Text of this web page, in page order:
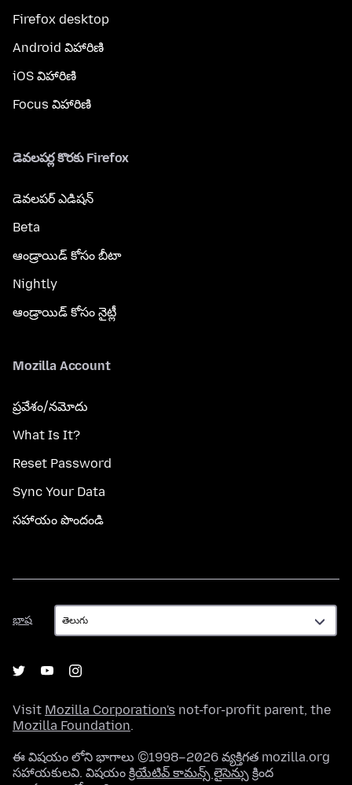
Firefox desktop
Android విహారిణి
iOS విహారిణి
Focus విహారిణి
డెవలపర్ల కొరకు Firefox
డెవలపర్ ఎడిషన్
Beta
ఆండ్రాయిడ్ కోసం బీటా
Nightly
ఆండ్రాయిడ్ కోసం నైట్లీ
Mozilla Account
ప్రవేశం/నమోదు
What Is It?
Reset Password
Sync Your Data
సహాయం పొందండి
భాష
భాష
Visit Mozilla Corporation's not-for-profit parent, the
Mozilla Foundation.
ఈ విషయం లోని భాగాలు ©1998–2026 వ్యక్తిగత mozilla.org
సహాయకులవి. విషయం క్రియేటివ్ కామన్స్ లైసెన్సు క్రింద